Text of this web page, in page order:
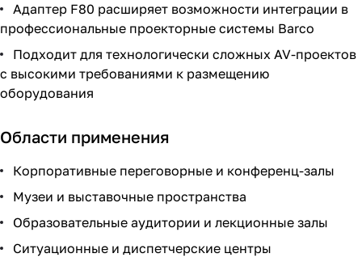
Адаптер F80 расширяет возможности интеграции в
профессиональные проекторные системы Barco
Подходит для технологически сложных AV-проектов
с высокими требованиями к размещению
оборудования
Области применения
Корпоративные переговорные и конференц-залы
Музеи и выставочные пространства
Образовательные аудитории и лекционные залы
Ситуационные и диспетчерские центры